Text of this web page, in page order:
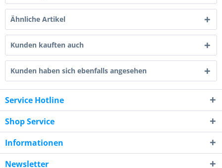
Ähnliche Artikel
Kunden kauften auch
Kunden haben sich ebenfalls angesehen
Service Hotline
Shop Service
Informationen
Newsletter